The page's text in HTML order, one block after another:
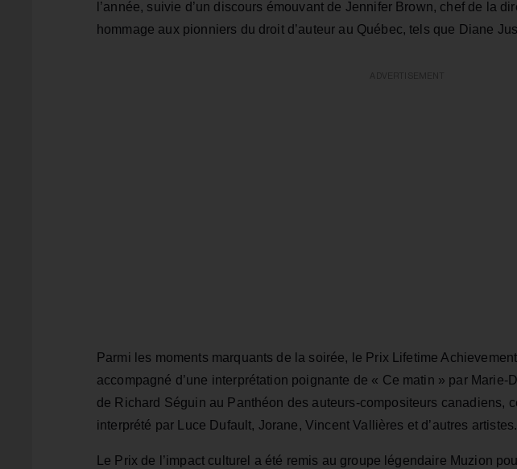
l’année, suivie d’un discours émouvant de Jennifer Brown, chef de la
hommage aux pionniers du droit d’auteur au Québec, tels que Diane
Parmi les moments marquants de la soirée, le Prix Lifetime
accompagné d’une interprétation poignante de « Ce matin » par Marie-
de Richard Séguin au Panthéon des auteurs-compositeurs canadiens,
interprété par Luce Dufault, Jorane, Vincent Vallières et d’autres artistes.
Le Prix de l’impact culturel a été remis au groupe légendaire Muzion